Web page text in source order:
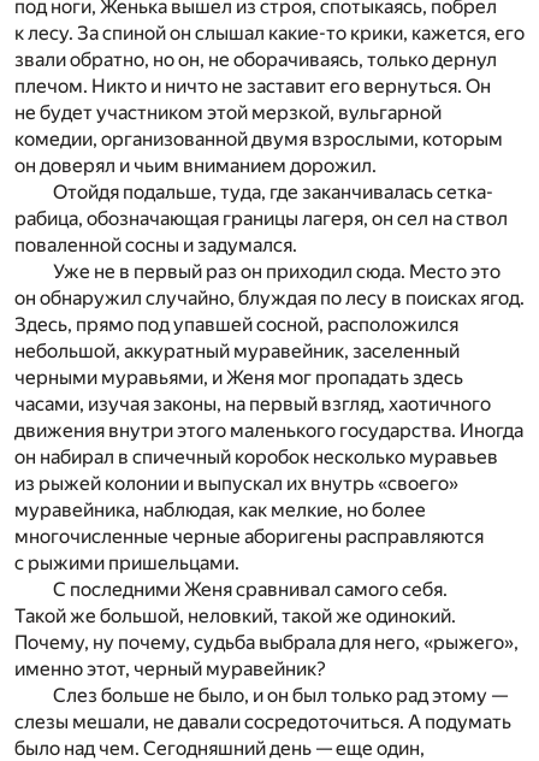
под ноги, Женька вышел из строя, спотыкаясь, побрел
к лесу. За спиной он слышал какие-то крики, кажется, его
звали обратно, но он, не оборачиваясь, только дернул
плечом. Никто и ничто не заставит его вернуться. Он
не будет участником этой мерзкой, вульгарной
комедии, организованной двумя взрослыми, которым
он доверял и чьим вниманием дорожил.
Отойдя подальше, туда, где заканчивалась сетка-
рабица, обозначающая границы лагеря, он сел на ствол
поваленной сосны и задумался.
Уже не в первый раз он приходил сюда. Место это
он обнаружил случайно, блуждая по лесу в поисках ягод.
Здесь, прямо под упавшей сосной, расположился
небольшой, аккуратный муравейник, заселенный
черными муравьями, и Женя мог пропадать здесь
часами, изучая законы, на первый взгляд, хаотичного
движения внутри этого маленького государства. Иногда
он набирал в спичечный коробок несколько муравьев
из рыжей колонии и выпускал их внутрь «своего»
муравейника, наблюдая, как мелкие, но более
многочисленные черные аборигены расправляются
с рыжими пришельцами.
С последними Женя сравнивал самого себя.
Такой же большой, неловкий, такой же одинокий.
Почему, ну почему, судьба выбрала для него, «рыжего»,
именно этот, черный муравейник?
Слез больше не было, и он был только рад этому —
слезы мешали, не давали сосредоточиться. А подумать
было над чем. Сегодняшний день — еще один,